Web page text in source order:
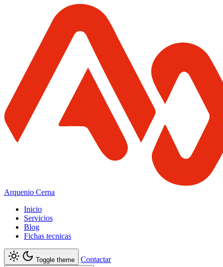
Arquenio Cerna
Inicio
Servicios
Blog
Fichas tecnicas
Toggle theme Contactar